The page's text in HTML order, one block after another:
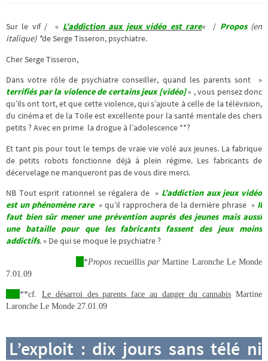
Sur le vif / « L’addiction aux jeux vidéo est rare« / Propos(en
italique) *de Serge Tisseron, psychiatre.
Cher Serge Tisseron,
Dans votre rôle de psychiatre conseiller, quand les parents sont »
terrifiés par la violence de certains jeux [vidéo]« , vous pensez donc
qu’ils ont tort, et que cette violence, qui s’ajoute à celle de la télévision,
du cinéma et de la Toile est excellente pour la santé mentale des chers
petits ? Avec en prime la drogue à l’adolescence **?
Et tant pis pour tout le temps de vraie vie volé aux jeunes. La fabrique
de petits robots fonctionne déjà à plein régime. Les fabricants de
décervelage ne manqueront pas de vous dire merci.
NB Tout esprit rationnel se régalera de » L’addiction aux jeux vidéo
est un phénomène rare » qu’il rapprochera de la dernière phrase » Il
faut bien sûr mener une prévention auprès des jeunes mais aussi
une bataille pour que les fabricants fassent des jeux moins
addictifs. » De qui se moque le psychiatre ?
*Proposrecueillis parMartine Laronche Le Monde
7.01.09
**cf.Le désarroi des parents face au danger du cannabis Martine
Laronche Le Monde 27.01.09
L’exploit : dix jours sans télé ni